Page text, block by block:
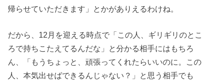
帰らせていただきます」とかがありえるわけね。
だから、12月を迎える時点で「この人、ギリギリのとこ
ろで持ちこたえてるんだな」と分かる相手にはもちろ
ん、「もうちょっと、頑張ってくれたらいいのに。この
人、本気出せばできるんじゃない？」と思う相手でも